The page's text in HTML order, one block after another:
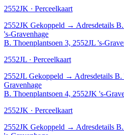
2552JK · Perceelkaart
2552JK Gekoppeld → Adresdetails
's-Gravenhage
B. Thoenplantsoen 3, 2552JL 's-
2552JL · Perceelkaart
2552JL Gekoppeld → Adresdetails
Gravenhage
B. Thoenplantsoen 4, 2552JK 's-
2552JK · Perceelkaart
2552JK Gekoppeld → Adresdetails